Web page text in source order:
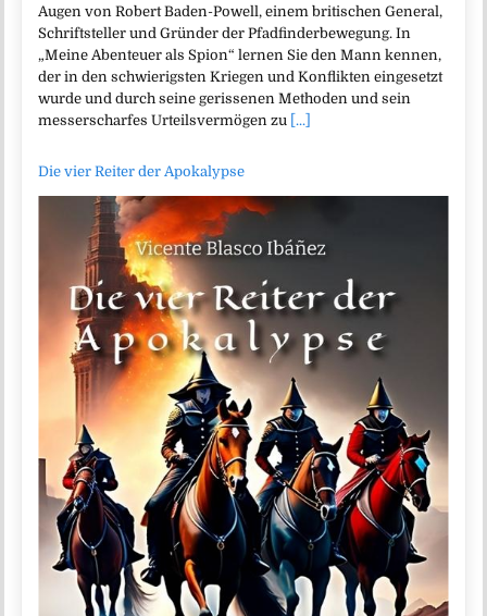
Augen von Robert Baden-Powell, einem britischen General,
Schriftsteller und Gründer der Pfadfinderbewegung. In
„Meine Abenteuer als Spion“ lernen Sie den Mann kennen,
der in den schwierigsten Kriegen und Konflikten eingesetzt
wurde und durch seine gerissenen Methoden und sein
messerscharfes Urteilsvermögen zu [...]
Die vier Reiter der Apokalypse